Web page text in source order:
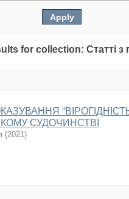
for collection: Статті з
СУДОЧИНСТВІ
(2021)